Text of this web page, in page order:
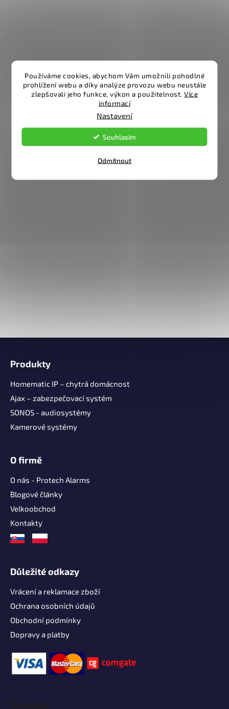
Používáme cookies, abychom Vám umožnili pohodlné
prohlížení webu a díky analýze provozu webu neustále
zlepšovali jeho funkce, výkon a použitelnost. Více
informací
Nastavení
Odmítnout
Souhlasím
Produkty
Homematic IP – chytrá domácnost
Ajax – zabezpečovací systém
SONOS - audiosystémy
Kamerové systémy
O firmě
O nás - Protech Alarms
Blogové články
Velkoobchod
Kontakty
Důležité odkazy
Vrácení a reklamace zboží
Ochrana osobních údajů
Obchodní podmínky
Dopravy a platby
Kontakt